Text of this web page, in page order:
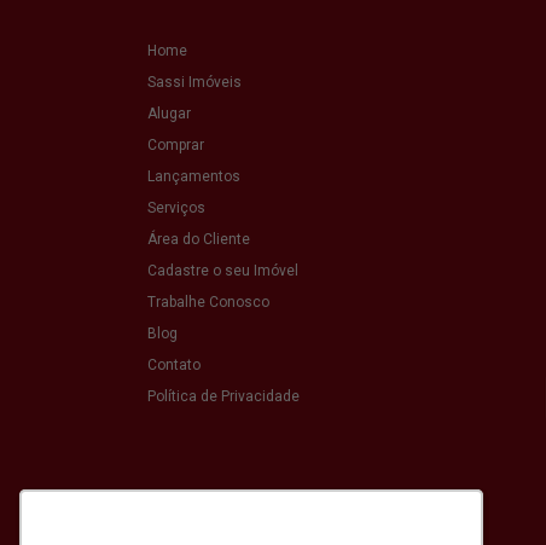
Home
Sassi Imóveis
Alugar
Comprar
Lançamentos
Serviços
Área do Cliente
Cadastre o seu Imóvel
Trabalhe Conosco
Blog
Contato
Política de Privacidade